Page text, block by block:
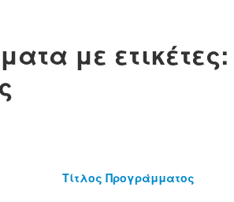
με
Τίτλος Προγράμματος